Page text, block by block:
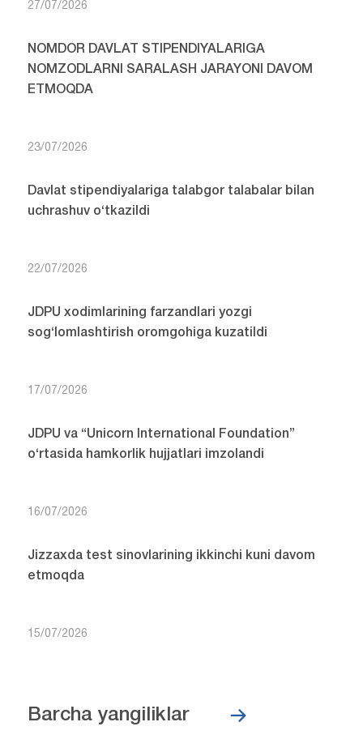
27/07/2026
NOMDOR DAVLAT STIPENDIYALARIGA
NOMZODLARNI SARALASH JARAYONI DAVOM
ETMOQDA
23/07/2026
Davlat stipendiyalariga talabgor talabalar bilan
uchrashuv o‘tkazildi
22/07/2026
JDPU xodimlarining farzandlari yozgi
sog‘lomlashtirish oromgohiga kuzatildi
17/07/2026
JDPU va “Unicorn International Foundation”
o‘rtasida hamkorlik hujjatlari imzolandi
16/07/2026
Jizzaxda test sinovlarining ikkinchi kuni davom
etmoqda
15/07/2026
Barcha yangiliklar